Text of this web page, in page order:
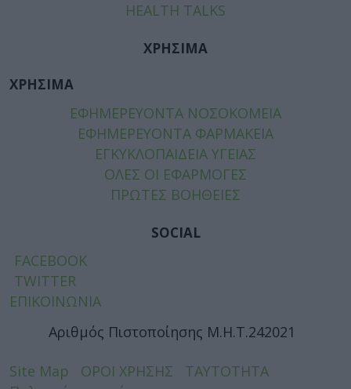
HEALTH TALKS
ΧΡΗΣΙΜΑ
ΧΡΗΣΙΜΑ
ΕΦΗΜΕΡΕΥΟΝΤΑ ΝΟΣΟΚΟΜΕΙΑ
ΕΦΗΜΕΡΕΥΟΝΤΑ ΦΑΡΜΑΚΕΙΑ
ΕΓΚΥΚΛΟΠΑΙΔΕΙΑ ΥΓΕΙΑΣ
ΟΛΕΣ ΟΙ ΕΦΑΡΜΟΓΕΣ
ΠΡΩΤΕΣ ΒΟΗΘΕΙΕΣ
SOCIAL
FACEBOOK
TWITTER
ΕΠΙΚΟΙΝΩΝΙΑ
Αριθμός Πιστοποίησης Μ.Η.Τ.242021
Site Map ΟΡΟΙ ΧΡΗΣΗΣ
ΤΑΥΤΟΤΗΤΑ